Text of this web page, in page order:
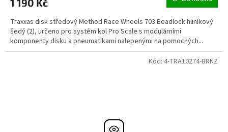
Traxxas disk středový Method Race Wheels 703 Beadlock hliníkový
šedý (2), určeno pro systém kol Pro Scale s modulárními
komponenty disku a pneumatikami nalepenými na pomocných...
Kód: 4-TRA10274-BRNZ